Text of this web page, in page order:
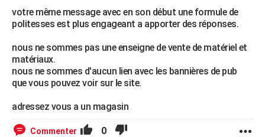
FORUM
votre même message avec en son début une formule de
politesses est plus engageant a apporter des réponses.
nous ne sommes pas une enseigne de vente de matériel et
matériaux.
nous ne sommes d'aucun lien avec les bannières de pub
que vous pouvez voir sur le site.
adressez vous a un magasin
Commenter 0